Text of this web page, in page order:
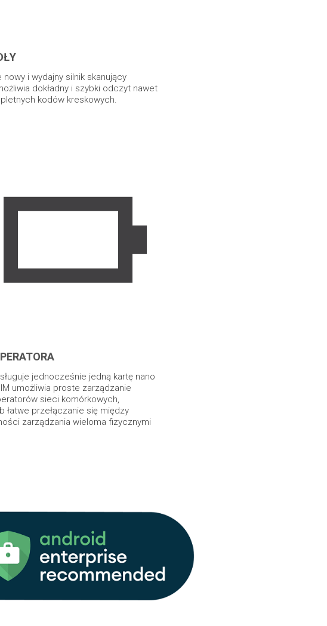
nowy i wydajny silnik skanujący
dokładny i szybki odczyt nawet
kodów kreskowych.
jednocześnie jedną kartę nano
umożliwia proste zarządzanie
sieci komórkowych,
łatwe przełączanie się między
zarządzania wieloma fizycznymi